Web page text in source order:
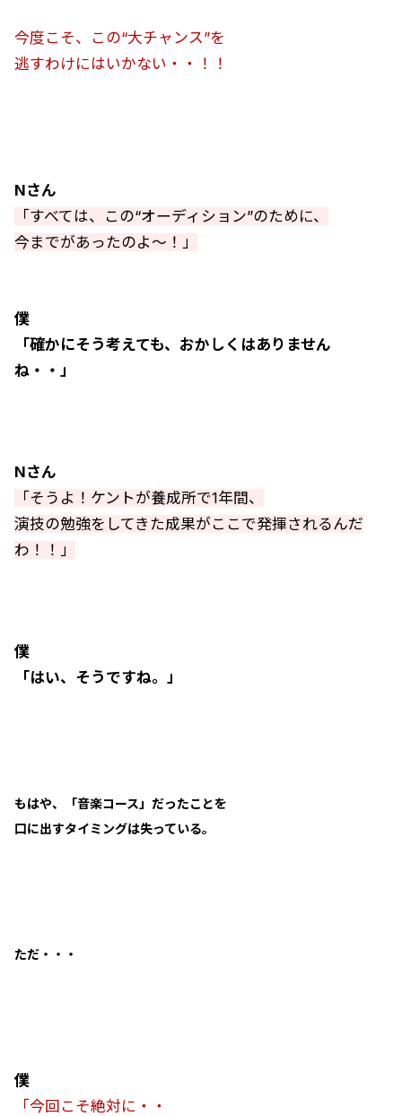
今度こそ、この“大チャンス”を
逃すわけにはいかない・・！！
Nさん
「すべては、この“オーディション”のために、
今までがあったのよ～！」
僕
「確かにそう考えても、おかしくはありません
ね・・」
Nさん
「そうよ！ケントが養成所で1年間、
演技の勉強をしてきた成果がここで発揮されるんだ
わ！！」
僕
「はい、そうですね。」
もはや、「音楽コース」だったことを
口に出すタイミングは失っている。
ただ・・・
僕
「今回こそ絶対に・・